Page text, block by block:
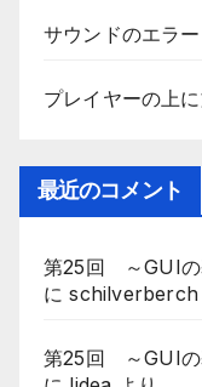
サウンドのエラー
プレイヤーの上
最近のコメント
第25回 ～GUIの
にschilverberch
第25回 ～GUIの